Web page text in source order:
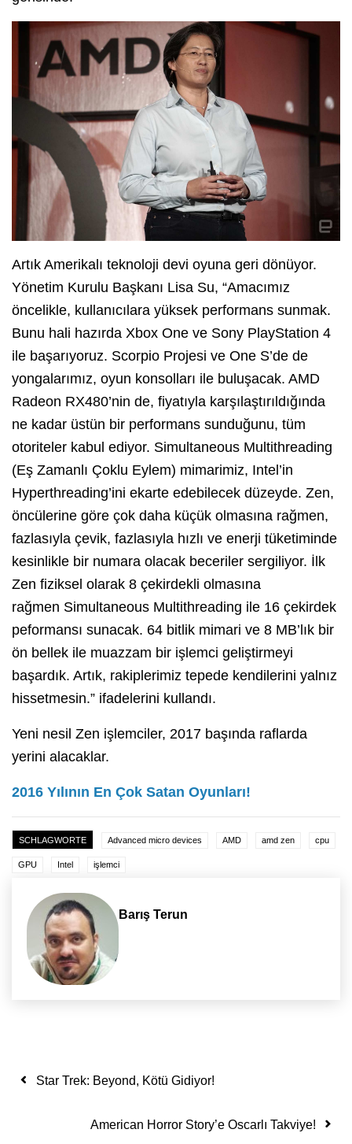
Artık Amerikalı teknoloji devi oyuna geri dönüyor.
Yönetim Kurulu Başkanı Lisa Su, “Amacımız
öncelikle, kullanıcılara yüksek performans sunmak.
Bunu hali hazırda Xbox One ve Sony PlayStation 4
ile başarıyoruz. Scorpio Projesi ve One S’de de
yongalarımız, oyun konsolları ile buluşacak. AMD
Radeon RX480’nin de, fiyatıyla karşılaştırıldığında
ne kadar üstün bir performans sunduğunu, tüm
otoriteler kabul ediyor. Simultaneous Multithreading
(Eş Zamanlı Çoklu Eylem) mimarimiz, Intel’in
Hyperthreading’ini ekarte edebilecek düzeyde. Zen,
öncülerine göre çok daha küçük olmasına rağmen,
fazlasıyla çevik, fazlasıyla hızlı ve enerji tüketiminde
kesinlikle bir numara olacak beceriler sergiliyor. İlk
Zen fiziksel olarak 8 çekirdekli olmasına
rağmen Simultaneous Multithreading ile 16 çekirdek
peformansı sunacak. 64 bitlik mimari ve 8 MB’lık bir
ön bellek ile muazzam bir işlemci geliştirmeyi
başardık. Artık, rakiplerimiz tepede kendilerini yalnız
hissetmesin.” ifadelerini kullandı.
Yeni nesil Zen işlemciler, 2017 başında raflarda
yerini alacaklar.
2016 Yılının En Çok Satan Oyunları!
SCHLAGWORTE Advanced micro devices AMD amd zen cpu
GPU Intel işlemci
Barış Terun
Yazı dolaşımı
Star Trek: Beyond, Kötü Gidiyor!
American Horror Story’e Oscarlı Takviye!